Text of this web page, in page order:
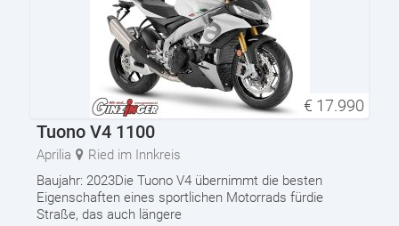
€ 17.990
Tuono V4 1100
Aprilia
Ried im Innkreis
Baujahr: 2023Die Tuono V4 übernimmt die besten
Eigenschaften eines sportlichen Motorrads fürdie
Straße, das auch längere